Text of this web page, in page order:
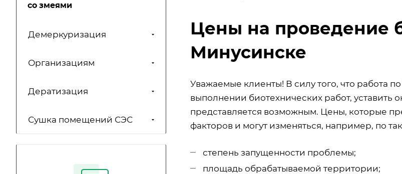
Цены на проведение
Минусинске
Уважаемые клиенты! В силу того, что работа
выполнении биотехнических работ, уставить
представляется возможным. Цены, которые
факторов и могут изменяться, например, по
степень запущенности проблемы;
площадь обрабатываемой территории;
со змеями
Демеркуризация
Организациям
Дератизация
Сушка помещений СЭС